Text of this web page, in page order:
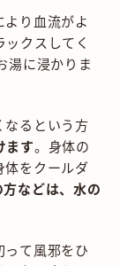
り血流がよ
クスしてく
湯に浸かりま
なるという方
ます。身体の
体をクールダ
などは、水の
て風邪をひ